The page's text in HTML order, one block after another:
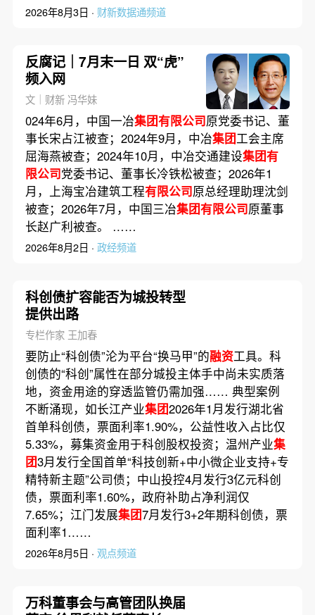
2026年8月3日 · 财新数据通频道
反腐记｜7月末一日 双“虎”
频入网
文｜财新 冯华妹
024年6月，中国一冶集团有限公司原党委书记、董
事长宋占江被查；2024年9月，中冶集团工会主席
屈海燕被查；2024年10月，中冶交通建设集团有
限公司党委书记、董事长冷铁松被查；2026年1
月，上海宝冶建筑工程有限公司原总经理助理沈剑
被查；2026年7月，中国三冶集团有限公司原董事
长赵广利被查。 ……
2026年8月2日 · 政经频道
科创债扩容能否为城投转型
提供出路
专栏作家 王加春
要防止“科创债”沦为平台“换马甲”的融资工具。科
创债的“科创”属性在部分城投主体手中尚未实质落
地，资金用途的穿透监管仍需加强…… 典型案例
不断涌现，如长江产业集团2026年1月发行湖北省
首单科创债，票面利率1.90%，公益性收入占比仅
5.33%，募集资金用于科创股权投资；温州产业集
团3月发行全国首单“科技创新+中小微企业支持+专
精特新主题”公司债；中山投控4月发行3亿元科创
债，票面利率1.60%，政府补助占净利润仅
7.65%；江门发展集团7月发行3+2年期科创债，票
面利率1……
2026年8月5日 · 观点频道
万科董事会与高管团队换届